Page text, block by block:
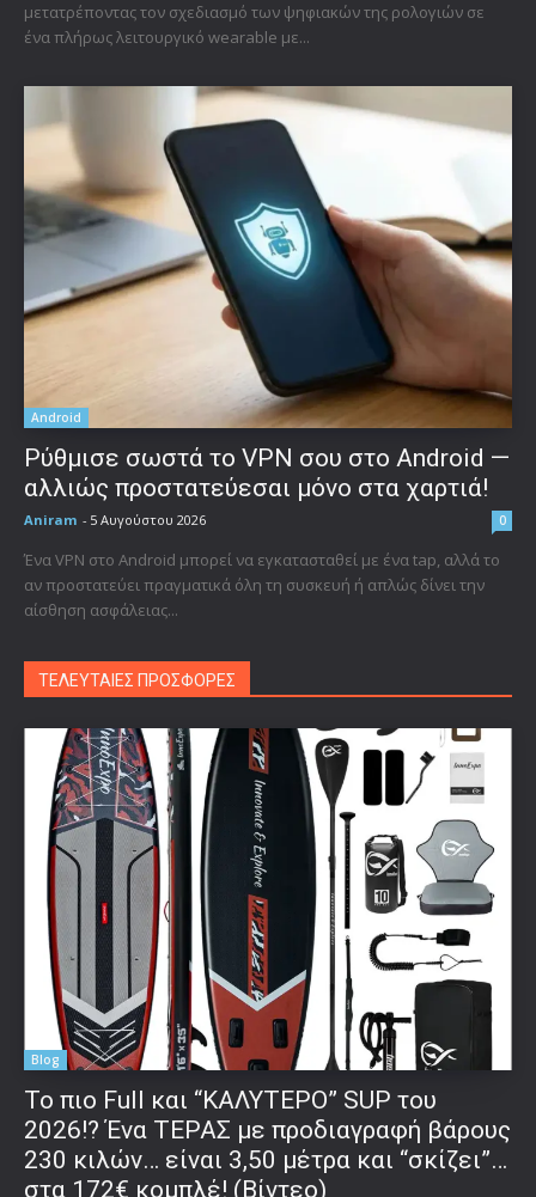
μετατρέποντας τον σχεδιασμό των ψηφιακών της ρολογιών σε
ένα πλήρως λειτουργικό wearable με...
Android
Ρύθμισε σωστά το VPN σου στο Android —
αλλιώς προστατεύεσαι μόνο στα χαρτιά!
Aniram - 5 Αυγούστου 2026 0
Ένα VPN στο Android μπορεί να εγκατασταθεί με ένα tap, αλλά το
αν προστατεύει πραγματικά όλη τη συσκευή ή απλώς δίνει την
αίσθηση ασφάλειας...
ΤΕΛΕΥΤΑΙΕΣ ΠΡΟΣΦΟΡΕΣ
Blog
To πιο Full και “ΚΑΛΥΤΕΡΟ” SUP του
2026!? Ένα ΤΕΡΑΣ με προδιαγραφή βάρους
230 κιλών… είναι 3,50 μέτρα και “σκίζει”…
στα 172€ κομπλέ! (Βίντεο)